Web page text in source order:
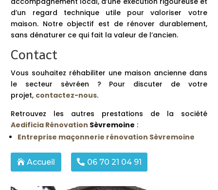
d’un regard technique utile pour valoriser votre
maison. Notre objectif est de rénover durablement,
sans dénaturer ce qui fait la valeur de l’ancien.
Contact
Vous souhaitez réhabiliter une maison ancienne dans
le secteur sèvréen ? Pour discuter de votre
projet, contactez-nous.
Retrouvez les autres prestations de la société
Aedificia Rénovation Sèvremoine :
Entreprise maçonnerie rénovation Sèvremoine
Accueil 06 70 21 04 91